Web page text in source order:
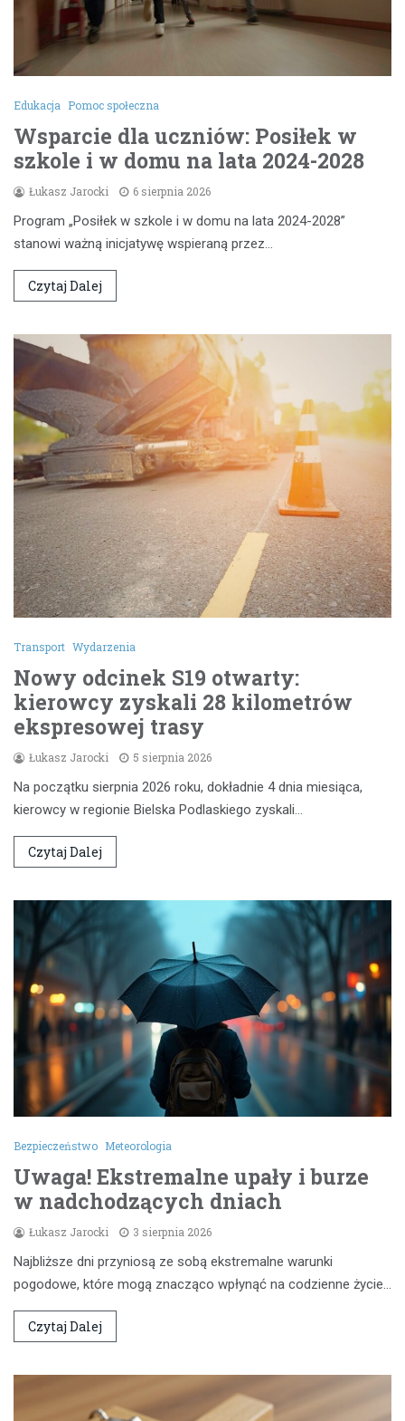
Edukacja Pomoc społeczna
Wsparcie dla uczniów: Posiłek w
szkole i w domu na lata 2024-2028
Łukasz Jarocki 6 sierpnia 2026
Program „Posiłek w szkole i w domu na lata 2024-2028”
stanowi ważną inicjatywę wspieraną przez…
Czytaj Dalej
Transport Wydarzenia
Nowy odcinek S19 otwarty:
kierowcy zyskali 28 kilometrów
ekspresowej trasy
Łukasz Jarocki 5 sierpnia 2026
Na początku sierpnia 2026 roku, dokładnie 4 dnia miesiąca,
kierowcy w regionie Bielska Podlaskiego zyskali…
Czytaj Dalej
Bezpieczeństwo Meteorologia
Uwaga! Ekstremalne upały i burze
w nadchodzących dniach
Łukasz Jarocki 3 sierpnia 2026
Najbliższe dni przyniosą ze sobą ekstremalne warunki
pogodowe, które mogą znacząco wpłynąć na codzienne życie…
Czytaj Dalej